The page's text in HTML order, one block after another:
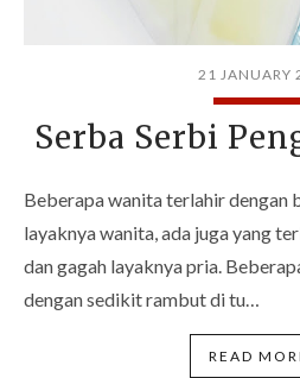
21 JANUARY
Serba Serbi
Beberapa wanita terlahir dengan
layaknya wanita, ada juga yang
dan gagah layaknya pria.
dengan sedikit rambut di tu…
READ